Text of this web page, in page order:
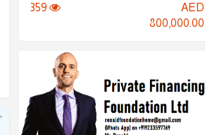
AED
800,000.00
359